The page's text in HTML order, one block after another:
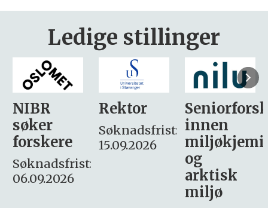
Ledige stillinger
Rektor
Søknadsfrist:
15.09.2026
Seniorforsker
innen
miljøkjemi
søker
– fast
Søknadsfrist:
16. august.